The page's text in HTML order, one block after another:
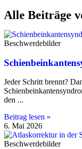
Alle Beiträge
Beschwerdebilder
Jeder Schritt brennt?
den
Beitrag lesen »
6. Mai 2026
Beschwerdebilder